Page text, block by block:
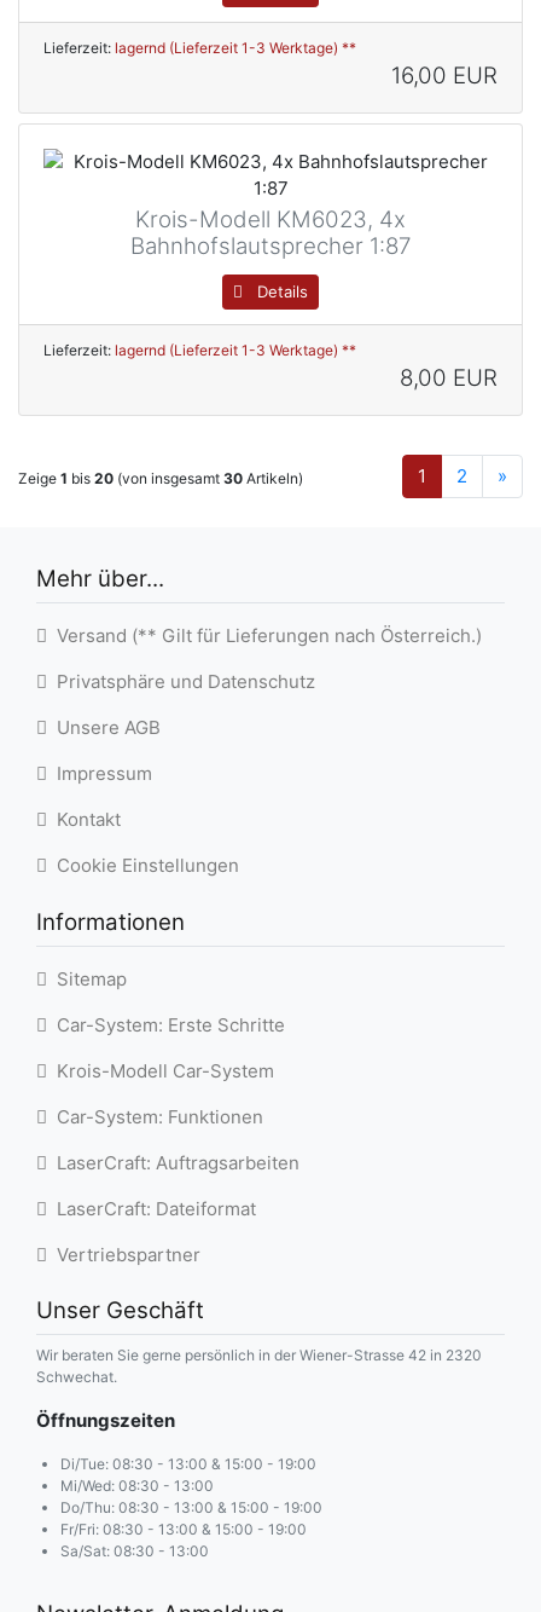
Lieferzeit: lagernd (Lieferzeit 1-3 Werktage) **
16,00 EUR
Krois-Modell KM6023, 4x
Bahnhofslautsprecher 1:87
Details
Lieferzeit: lagernd (Lieferzeit 1-3 Werktage) **
8,00 EUR
Zeige 1 bis 20 (von insgesamt 30 Artikeln) 1 2 »
Mehr über...
Versand (** Gilt für Lieferungen nach Österreich.)
Privatsphäre und Datenschutz
Unsere AGB
Impressum
Kontakt
Cookie Einstellungen
Informationen
Sitemap
Car-System: Erste Schritte
Krois-Modell Car-System
Car-System: Funktionen
LaserCraft: Auftragsarbeiten
LaserCraft: Dateiformat
Vertriebspartner
Unser Geschäft
Wir beraten Sie gerne persönlich in der Wiener-Strasse 42 in 2320
Schwechat.
Öffnungszeiten
Di/Tue: 08:30 - 13:00 & 15:00 - 19:00
Mi/Wed: 08:30 - 13:00
Do/Thu: 08:30 - 13:00 & 15:00 - 19:00
Fr/Fri: 08:30 - 13:00 & 15:00 - 19:00
Sa/Sat: 08:30 - 13:00